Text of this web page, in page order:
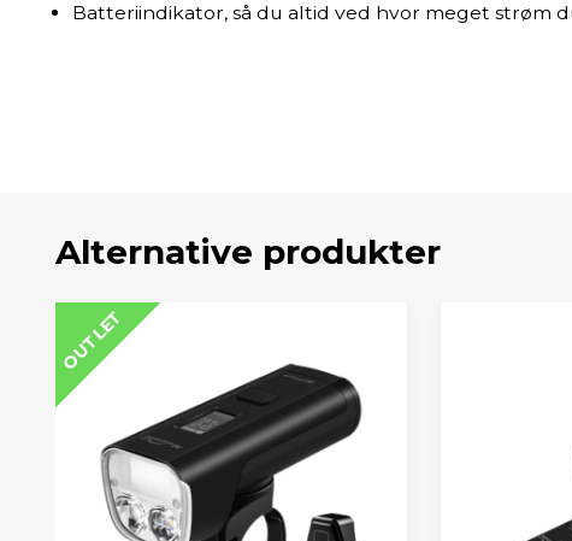
Batteriindikator, så du altid ved hvor meget strøm
Alternative produkter
OUTLET